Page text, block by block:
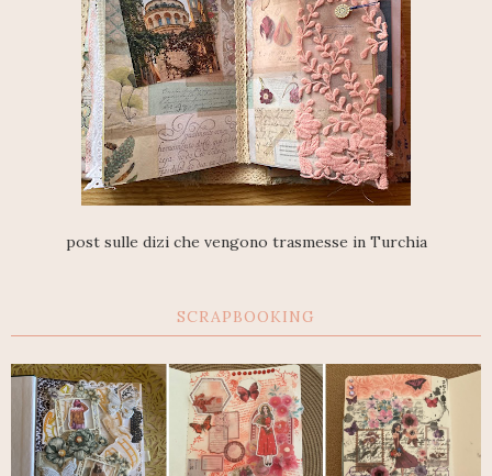
post sulle dizi che vengono trasmesse in Turchia
SCRAPBOOKING